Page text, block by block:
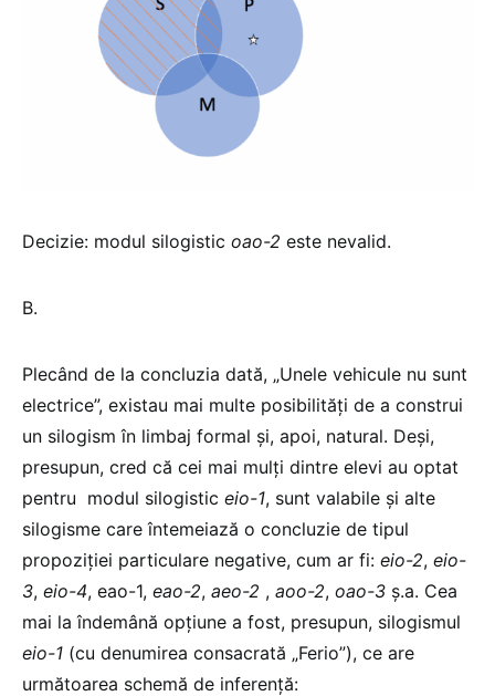
Decizie: modul silogistic oao-2 este nevalid.
B.
Plecând de la concluzia dată, „Unele vehicule nu sunt
electrice”, existau mai multe posibilități de a construi
un silogism în limbaj formal și, apoi, natural. Deși,
presupun, cred că cei mai mulți dintre elevi au optat
pentru modul silogistic eio-1, sunt valabile și alte
silogisme care întemeiază o concluzie de tipul
propoziției particulare negative, cum ar fi: eio-2, eio-
3, eio-4, eao-1, eao-2, aeo-2 , aoo-2, oao-3 ș.a. Cea
mai la îndemână opțiune a fost, presupun, silogismul
eio-1 (cu denumirea consacrată „Ferio”), ce are
următoarea schemă de inferență: